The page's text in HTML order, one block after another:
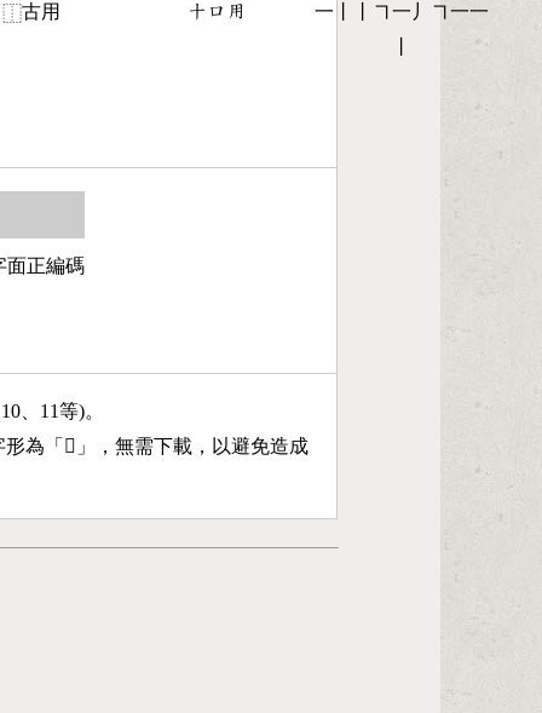
⿰古用 󶀓󶁶󶅎
一丨丨㇕一丿㇕一一
面正編碼
、11等)。
為「 𠳫 」，無需下載，以避免造成